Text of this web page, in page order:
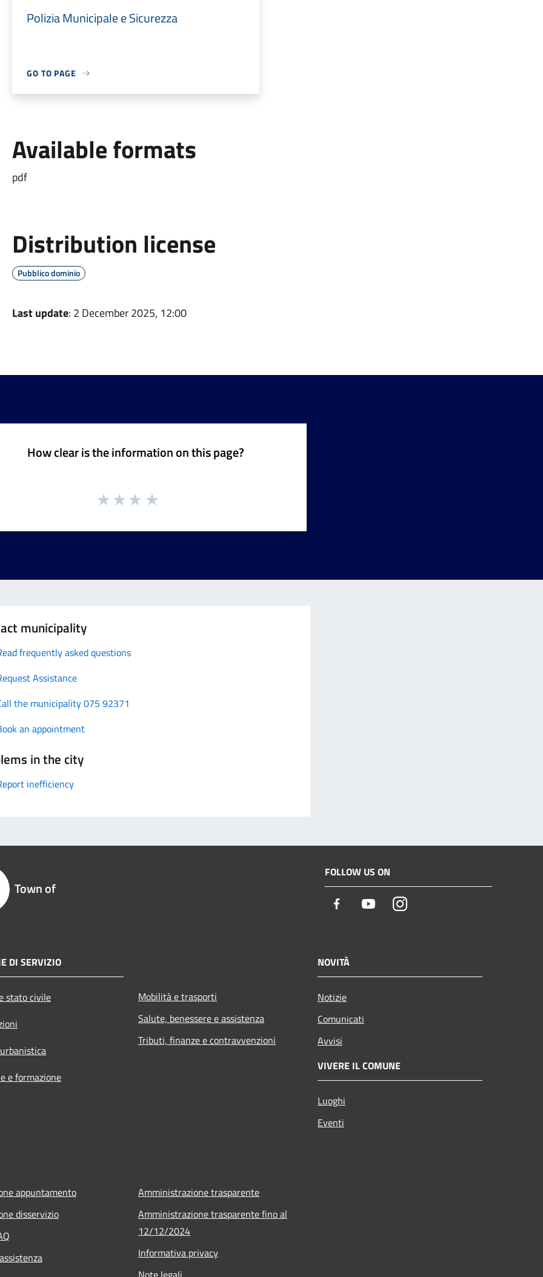
Polizia Municipale e Sicurezza
GO TO PAGE
Available formats
pdf
Distribution license
Pubblico dominio
Last update: 2 December 2025, 12:00
How clear is the information on this page?
municipality
frequently asked questions
Assistance
the municipality 075 92371
an appointment
in the city
inefficiency
Town of
FOLLOW US ON
Facebook YoutubeInstagram
DI SERVIZIO
stato civile
e formazione
Mobilità e trasporti
Salute, benessere e assistenza
Tributi, finanze e contravvenzioni
NOVITÀ
Notizie
Comunicati
Avvisi
VIVERE IL COMUNE
Luoghi
Eventi
appuntamento
disservizio
Amministrazione trasparente
Amministrazione trasparente fino al
12/12/2024
Informativa privacy